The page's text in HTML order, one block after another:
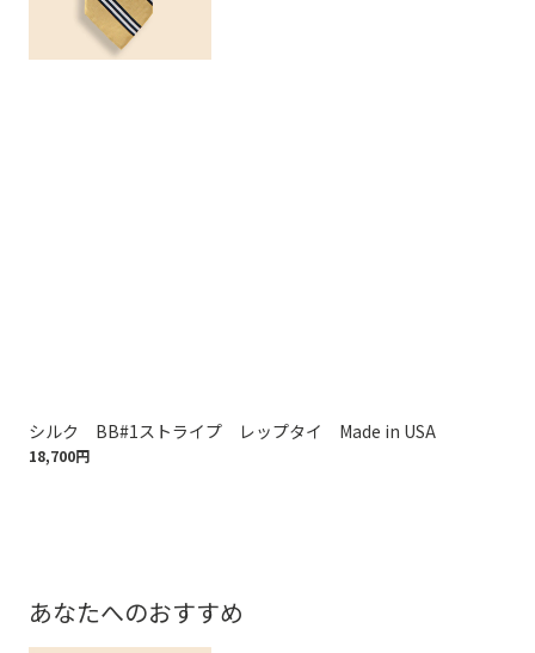
シルク BB#1ストライプ レップタイ Made in USA
18,700円
あなたへのおすすめ